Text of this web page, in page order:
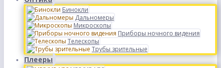
Бинокли
Дальномеры
Микроскопы
Приборы ночного видения
Телескопы
Трубы зрительные
Плееры